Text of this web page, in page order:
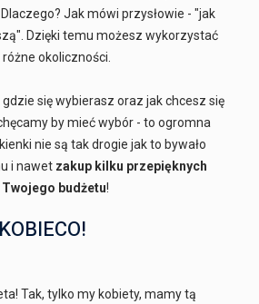
. Dlaczego? Jak mówi przysłowie - "jak
Dzięki temu możesz wykorzystać
okoliczności.
się wybierasz oraz jak chcesz się
by mieć wybór - to ogromna
nie są tak drogie jak to bywało
i nawet zakup kilku przepięknych
budżetu!
Tak, tylko my kobiety, mamy tą